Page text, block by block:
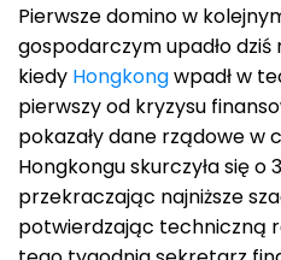
Pierwsze domino w
gospodarczym upadło dziś
kiedy Hongkongwpadł w
pierwszy od kryzysu
pokazały dane rządowe w
Hongkongu skurczyła się o
przekraczając najniższe
potwierdzając techniczną